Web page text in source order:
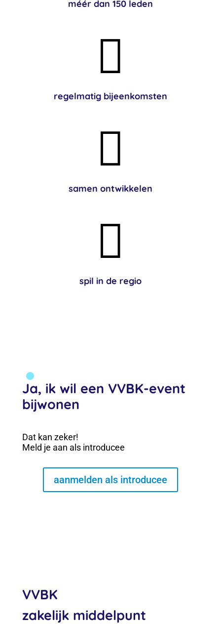
méér dan 150 leden

regelmatig bijeenkomsten

samen ontwikkelen

spil in de regio
Ja, ik wil een VVBK-event
bijwonen
Dat kan zeker!
Meld je aan als introducee
aanmelden als introducee
VVBK
zakelijk middelpunt